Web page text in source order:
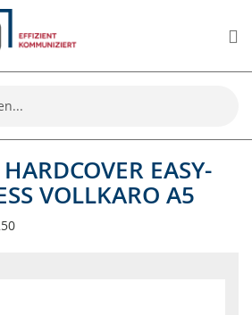
EASY-
VOLLKARO A5